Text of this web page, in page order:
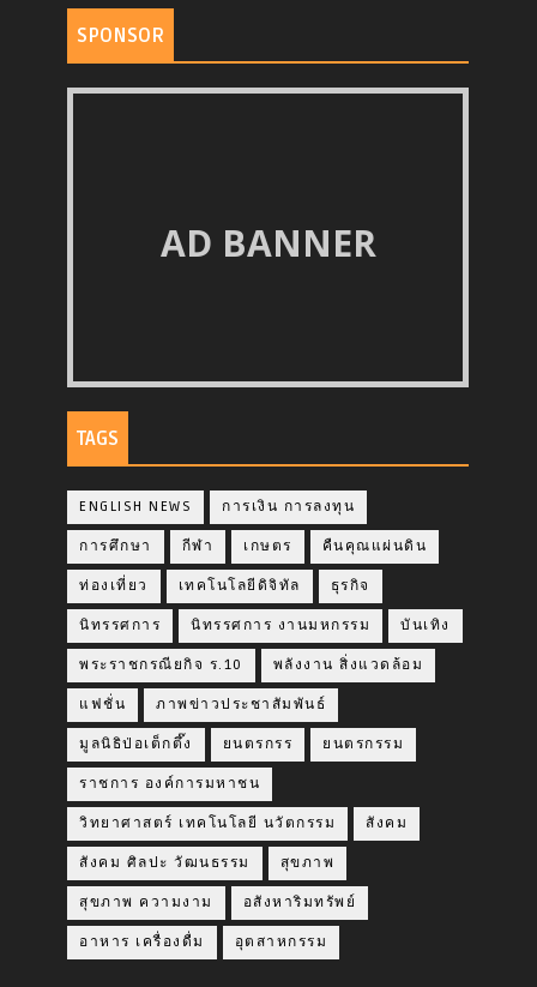
SPONSOR
AD BANNER
TAGS
ENGLISH NEWS การเงิน การลงทุน
การศึกษา กีฬา เกษตร คืนคุณแผ่นดิน
ท่องเที่ยว เทคโนโลยีดิจิทัล ธุรกิจ
นิทรรศการ นิทรรศการ งานมหกรรม บันเทิง
พระราชกรณียกิจ ร.10 พลังงาน สิ่งแวดล้อม
แฟชั่น ภาพข่าวประชาสัมพันธ์
มูลนิธิป่อเต็กตึ๊ง ยนตรกรร ยนตรกรรม
ราชการ องค์การมหาชน
วิทยาศาสตร์ เทคโนโลยี นวัตกรรม สังคม
สังคม ศิลปะ วัฒนธรรม สุขภาพ
สุขภาพ ความงาม อสังหาริมทรัพย์
อาหาร เครื่องดื่ม อุตสาหกรรม